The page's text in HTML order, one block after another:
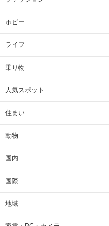
ホビー
ライフ
乗り物
人気スポット
住まい
動物
国内
国際
地域